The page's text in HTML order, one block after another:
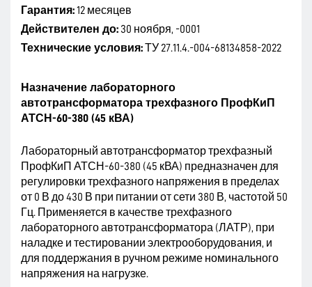
Гарантия:12 месяцев
Действителен до: 30 ноября, -0001
Технические условия:ТУ 27.11.4.-004-68134858-2022
Назначение лабораторного
автотрансформатора трехфазного ПрофКиП
АТСН-60-380 (45 кВА)
Лабораторный автотрансформатор трехфазный
ПрофКиП АТСН-60-380 (45 кВА) предназначен для
регулировки трехфазного напряжения в пределах
от 0 В до 430 В при питании от сети 380 В, частотой 50
Гц. Применяется в качестве трехфазного
лабораторного автотрансформатора (ЛАТР), при
наладке и тестировании электрооборудования, и
для поддержания в ручном режиме номинального
напряжения на нагрузке.